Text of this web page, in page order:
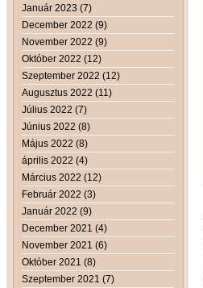
Január 2023 (7)
December 2022 (9)
November 2022 (9)
Október 2022 (12)
Szeptember 2022 (12)
Augusztus 2022 (11)
Július 2022 (7)
Június 2022 (8)
Május 2022 (8)
április 2022 (4)
Március 2022 (12)
Február 2022 (3)
Január 2022 (9)
December 2021 (4)
November 2021 (6)
Október 2021 (8)
Szeptember 2021 (7)